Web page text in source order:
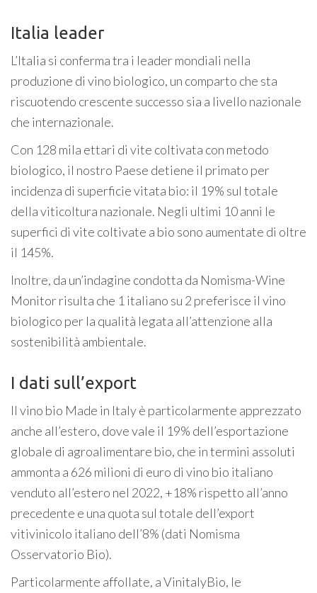
Italia leader
L’Italia si conferma tra i leader mondiali nella
produzione di vino biologico, un comparto che sta
riscuotendo crescente successo sia a livello nazionale
che internazionale.
Con 128 mila ettari di vite coltivata con metodo
biologico, il nostro Paese detiene il primato per
incidenza di superficie vitata bio: il 19% sul totale
della viticoltura nazionale. Negli ultimi 10 anni le
superfici di vite coltivate a bio sono aumentate di oltre
il 145%.
Inoltre, da un’indagine condotta da Nomisma-Wine
Monitor risulta che 1 italiano su 2 preferisce il vino
biologico per la qualità legata all’attenzione alla
sostenibilità ambientale.
I dati sull’export
Il vino bio Made in Italy è particolarmente apprezzato
anche all’estero, dove vale il 19% dell’esportazione
globale di agroalimentare bio, che in termini assoluti
ammonta a 626 milioni di euro di vino bio italiano
venduto all’estero nel 2022, +18% rispetto all’anno
precedente e una quota sul totale dell’export
vitivinicolo italiano dell’8% (dati Nomisma
Osservatorio Bio).
Particolarmente affollate, a VinitalyBio, le